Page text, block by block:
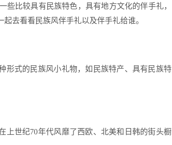
比较具有民族特色，具有地方文化的伴手礼，
去看看民族风伴手礼以及伴手礼给谁。
形式的民族风小礼物，如民族特产、具有民族特
上世纪70年代风靡了西欧、北美和日韩的街头橱